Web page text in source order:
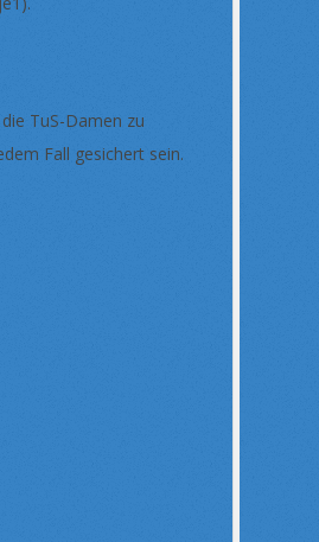
TuS-Damen zu
Fall gesichert sein.